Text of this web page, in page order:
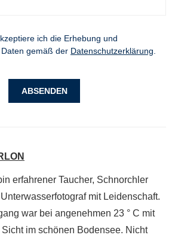
ich die Erhebung und
gemäß der Datenschutzerklärung
erfahrener Taucher, Schnorchler
mit Leidenschaft.
war bei angenehmen 23 ° C mit
im schönen Bodensee. Nicht